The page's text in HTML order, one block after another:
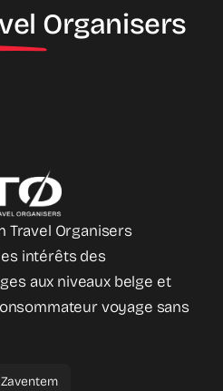
Organisers
Travel Organisers
intérêts des
aux niveaux belge et
voyage sans